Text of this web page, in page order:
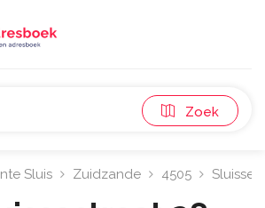
Zoek
Sluis Zuidzande 4505